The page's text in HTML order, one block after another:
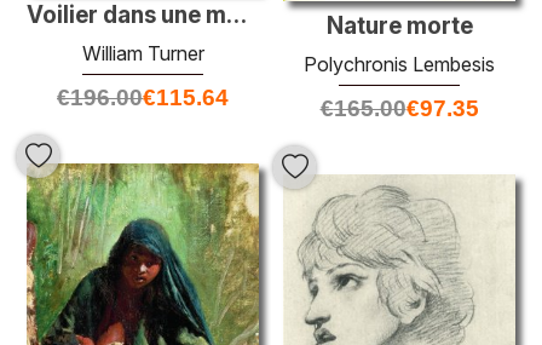
Voilier dans une mer rugueuse
William Turner
€196.00€115.64
Nature morte
Polychronis Lembesis
€165.00€97.35